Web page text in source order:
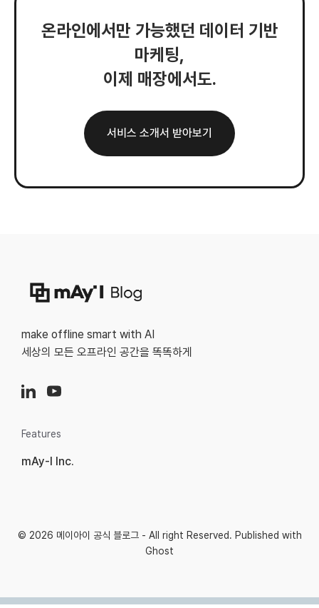
온라인에서만 가능했던 데이터 기반
마케팅,
이제 매장에서도.
서비스 소개서 받아보기
make offline smart with AI
세상의 모든 오프라인 공간을 똑똑하게
Features
mAy-I Inc.
© 2026 메이아이 공식 블로그- All right Reserved. Published with
Ghost